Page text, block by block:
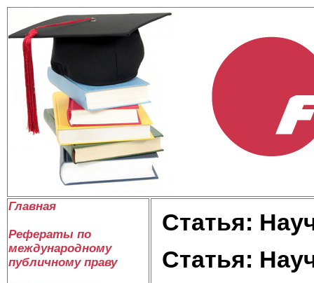
Главная
Рефераты по
международному
публичному праву
Статья:
Статья: